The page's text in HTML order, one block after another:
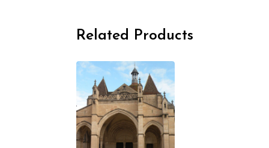
Related Products